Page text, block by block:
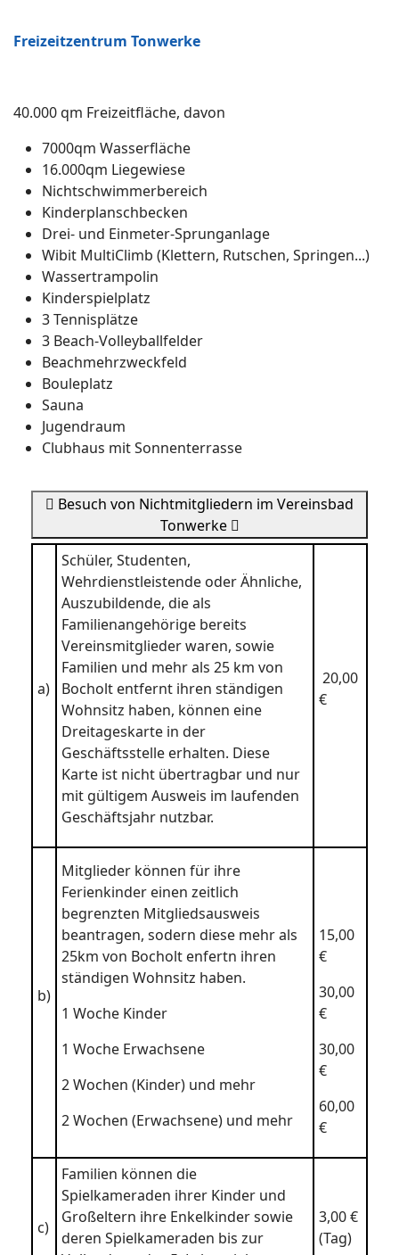
Freizeitzentrum Tonwerke
40.000 qm Freizeitfläche, davon
7000qm Wasserfläche
16.000qm Liegewiese
Nichtschwimmerbereich
Kinderplanschbecken
Drei- und Einmeter-Sprunganlage
Wibit MultiClimb (Klettern, Rutschen, Springen...)
Wassertrampolin
Kinderspielplatz
3 Tennisplätze
3 Beach-Volleyballfelder
Beachmehrzweckfeld
Bouleplatz
Sauna
Jugendraum
Clubhaus mit Sonnenterrasse
Tonwerke
a)
Schüler, Studenten,
Wehrdienstleistende oder Ähnliche,
Auszubildende, die als
Familienangehörige bereits
Vereinsmitglieder waren, sowie
Familien und mehr als 25 km von
Bocholt entfernt ihren ständigen
Wohnsitz haben, können eine
Dreitageskarte in der
Geschäftsstelle erhalten. Diese
Karte ist nicht übertragbar und nur
mit gültigem Ausweis im laufenden
Geschäftsjahr nutzbar.
20,00
€
b)
Mitglieder können für ihre
Ferienkinder einen zeitlich
begrenzten Mitgliedsausweis
beantragen, sodern diese mehr als
25km von Bocholt enfertn ihren
ständigen Wohnsitz haben.
1 Woche Kinder
1 Woche Erwachsene
2 Wochen (Kinder) und mehr
2 Wochen (Erwachsene) und mehr
15,00
€
30,00
€
30,00
€
60,00
€
c)
Familien können die
Spielkameraden ihrer Kinder und
Großeltern ihre Enkelkinder sowie
deren Spielkameraden bis zur
3,00 €
(Tag)